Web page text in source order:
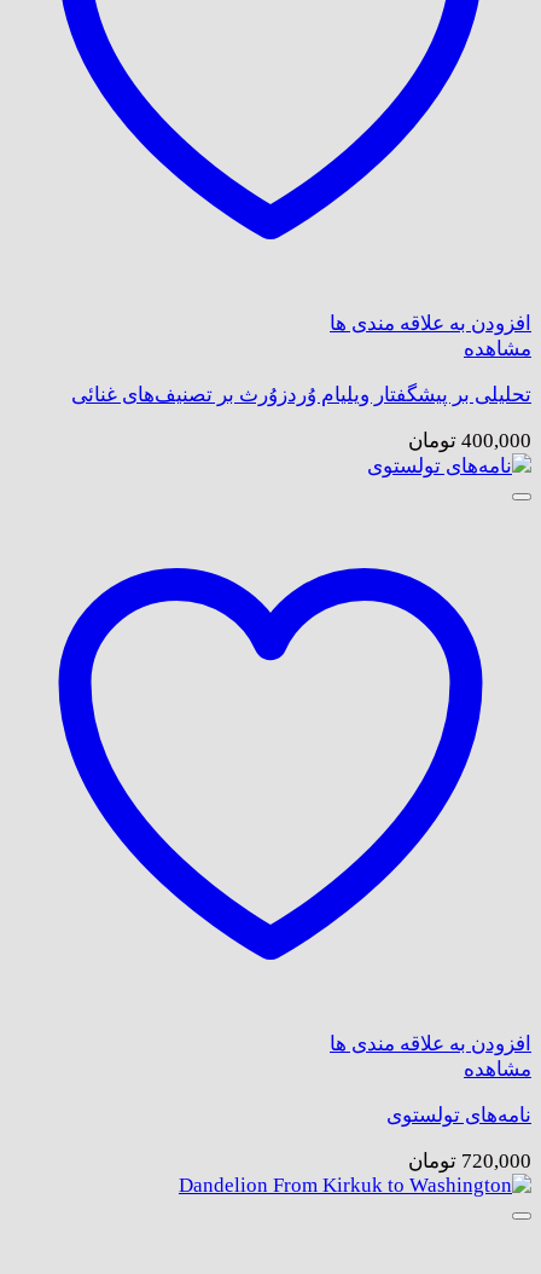
افزودن به علاقه مندی ها
مشاهده
تحلیلی بر پیشگفتار ویلیام وُردزوُرث بر تصنیف‌های غنائی
400,000 تومان
افزودن به علاقه مندی ها
مشاهده
نامه‌های تولستوی
720,000 تومان